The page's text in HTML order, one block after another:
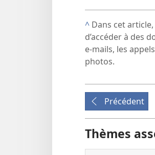
^ Dans cet
d’accéder à des
e-mails, les
photos.
Précédent
Thèmes